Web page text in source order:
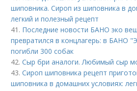
шиповника. Сироп из шиповника в
легкий и полезный рецепт
41. Последние новости БАНО эко
превратился в концлагерь: в БАНО
погибли 300 собак
42.Сыр бри аналоги. Любимый сыр
43.Сироп шиповника рецепт
шиповника в домашних условиях: